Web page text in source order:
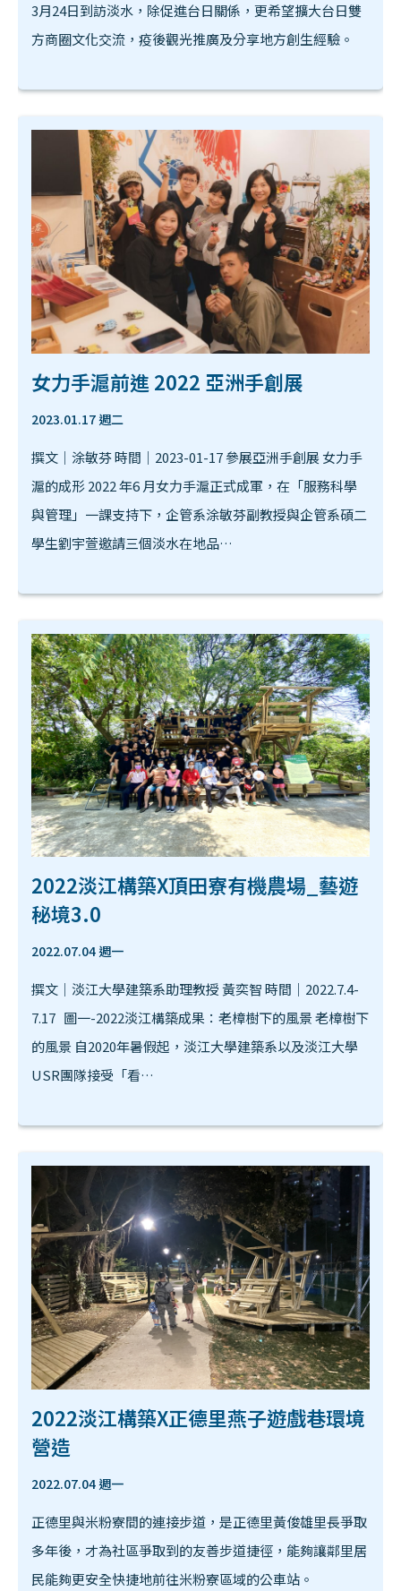
3月24日到訪淡水，除促進台日關係，更希望擴大台日雙
方商圈文化交流，疫後觀光推廣及分享地方創生經驗。
女力手滬前進 2022 亞洲手創展
2023.01.17 週二
撰文｜涂敏芬 時間｜2023-01-17 參展亞洲手創展 女力手
滬的成形 2022 年6 月女力手滬正式成軍，在「服務科學
與管理」一課支持下，企管系涂敏芬副教授與企管系碩二
學生劉宇萱邀請三個淡水在地品…
2022淡江構築X頂田寮有機農場_藝遊
秘境3.0
2022.07.04 週一
撰文｜淡江大學建築系助理教授 黃奕智 時間｜2022.7.4-
7.17 圖一-2022淡江構築成果：老樟樹下的風景 老樟樹下
的風景 自2020年暑假起，淡江大學建築系以及淡江大學
USR團隊接受「看…
2022淡江構築X正德里燕子遊戲巷環境
營造
2022.07.04 週一
正德里與米粉寮間的連接步道，是正德里黃俊雄里長爭取
多年後，才為社區爭取到的友善步道捷徑，能夠讓鄰里居
民能夠更安全快捷地前往米粉寮區域的公車站。